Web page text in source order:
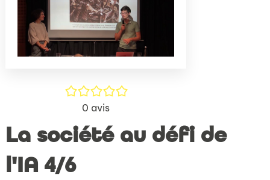
/5
0 avis
La société au défi de
l'IA 4/6